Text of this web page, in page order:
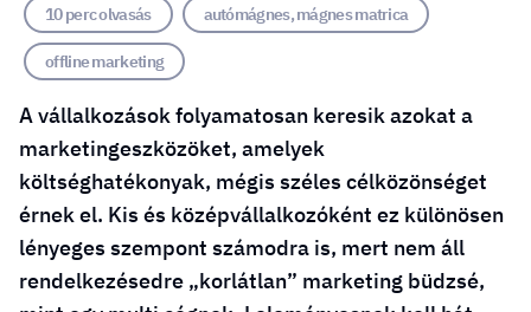
10 perc olvasás autómágnes, mágnes matrica
offline marketing
A vállalkozások folyamatosan keresik azokat a
marketingeszközöket, amelyek
költséghatékonyak, mégis széles célközönséget
érnek el. Kis és középvállalkozóként ez különösen
lényeges szempont számodra is, mert nem áll
rendelkezésedre „korlátlan” marketing büdzsé,